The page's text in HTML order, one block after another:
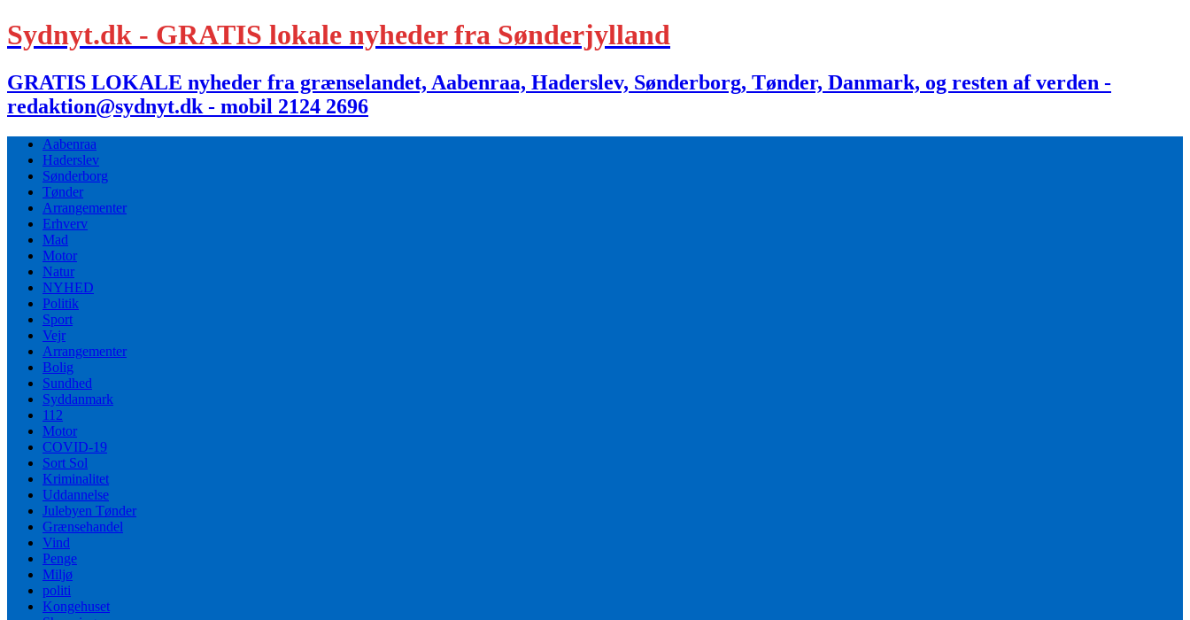
Sydnyt.dk - GRATIS lokale nyheder fra Sønderjylland
GRATIS LOKALE nyheder fra grænselandet, Aabenraa, Haderslev, Sønderborg, Tønder, Danmark, og resten af verden -
redaktion@sydnyt.dk - mobil 2124 2696
Aabenraa
Haderslev
Sønderborg
Tønder
Arrangementer
Erhverv
Mad
Motor
Natur
NYHED
Politik
Sport
Vejr
Arrangementer
Bolig
Sundhed
Syddanmark
112
Motor
COVID-19
Sort Sol
Kriminalitet
Uddannelse
Julebyen Tønder
Grænsehandel
Vind
Penge
Miljø
politi
Kongehuset